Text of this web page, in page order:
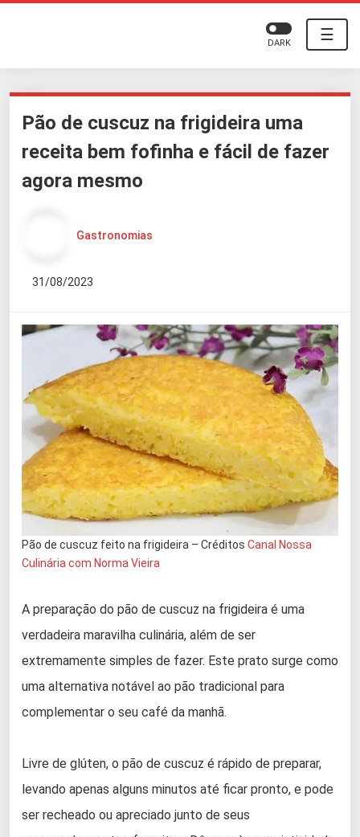
☰
DARK
Pão de cuscuz na frigideira uma
receita bem fofinha e fácil de fazer
agora mesmo
Gastronomias
31/08/2023
Pão de cuscuz feito na frigideira – Créditos Canal Nossa
Culinária com Norma Vieira
A preparação do pão de cuscuz na frigideira é uma
verdadeira maravilha culinária, além de ser
extremamente simples de fazer. Este prato surge como
uma alternativa notável ao pão tradicional para
complementar o seu café da manhã.
Livre de glúten, o pão de cuscuz é rápido de preparar,
levando apenas alguns minutos até ficar pronto, e pode
ser recheado ou apreciado junto de seus